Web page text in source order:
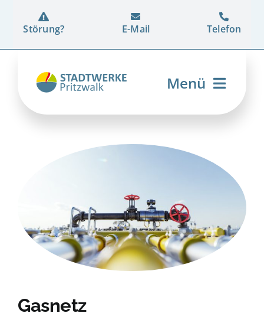
InhaltStörung? E-Mail Telefon
Menü
Energiedienstleistung
Netz
Unternehmen
Gasnetz